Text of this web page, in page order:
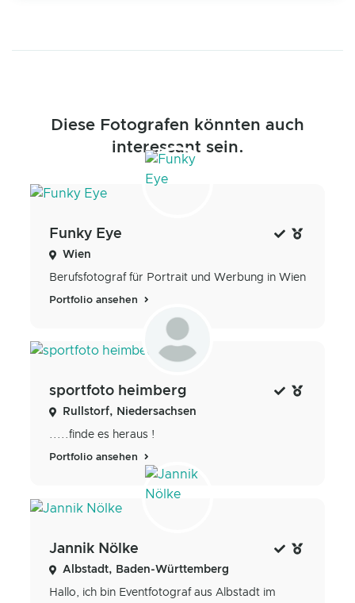
Diese Fotografen könnten auch
interessant sein.
Funky Eye
Wien
Berufsfotograf für Portrait und Werbung in Wien
Portfolio ansehen
sportfoto heimberg
Rullstorf, Niedersachsen
.....finde es heraus !
Portfolio ansehen
Jannik Nölke
Albstadt, Baden-Württemberg
Hallo, ich bin Eventfotograf aus Albstadt im